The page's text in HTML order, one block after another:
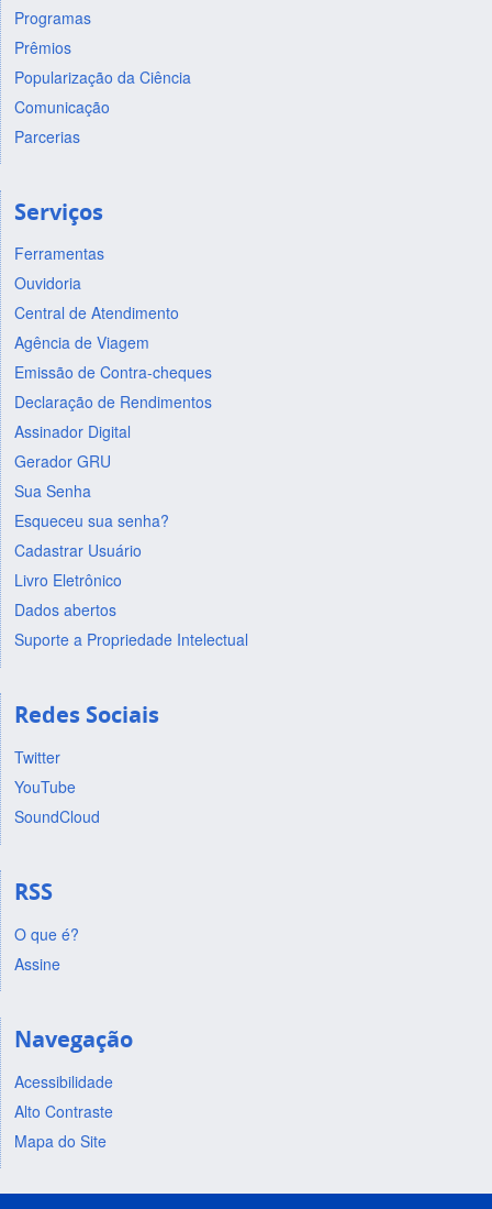
Programas
Prêmios
Popularização da Ciência
Comunicação
Parcerias
Serviços
Ferramentas
Ouvidoria
Central de Atendimento
Agência de Viagem
Emissão de Contra-cheques
Declaração de Rendimentos
Assinador Digital
Gerador GRU
Sua Senha
Esqueceu sua senha?
Cadastrar Usuário
Livro Eletrônico
Dados abertos
Suporte a Propriedade Intelectual
Redes Sociais
Twitter
YouTube
SoundCloud
RSS
O que é?
Assine
Navegação
Acessibilidade
Alto Contraste
Mapa do Site